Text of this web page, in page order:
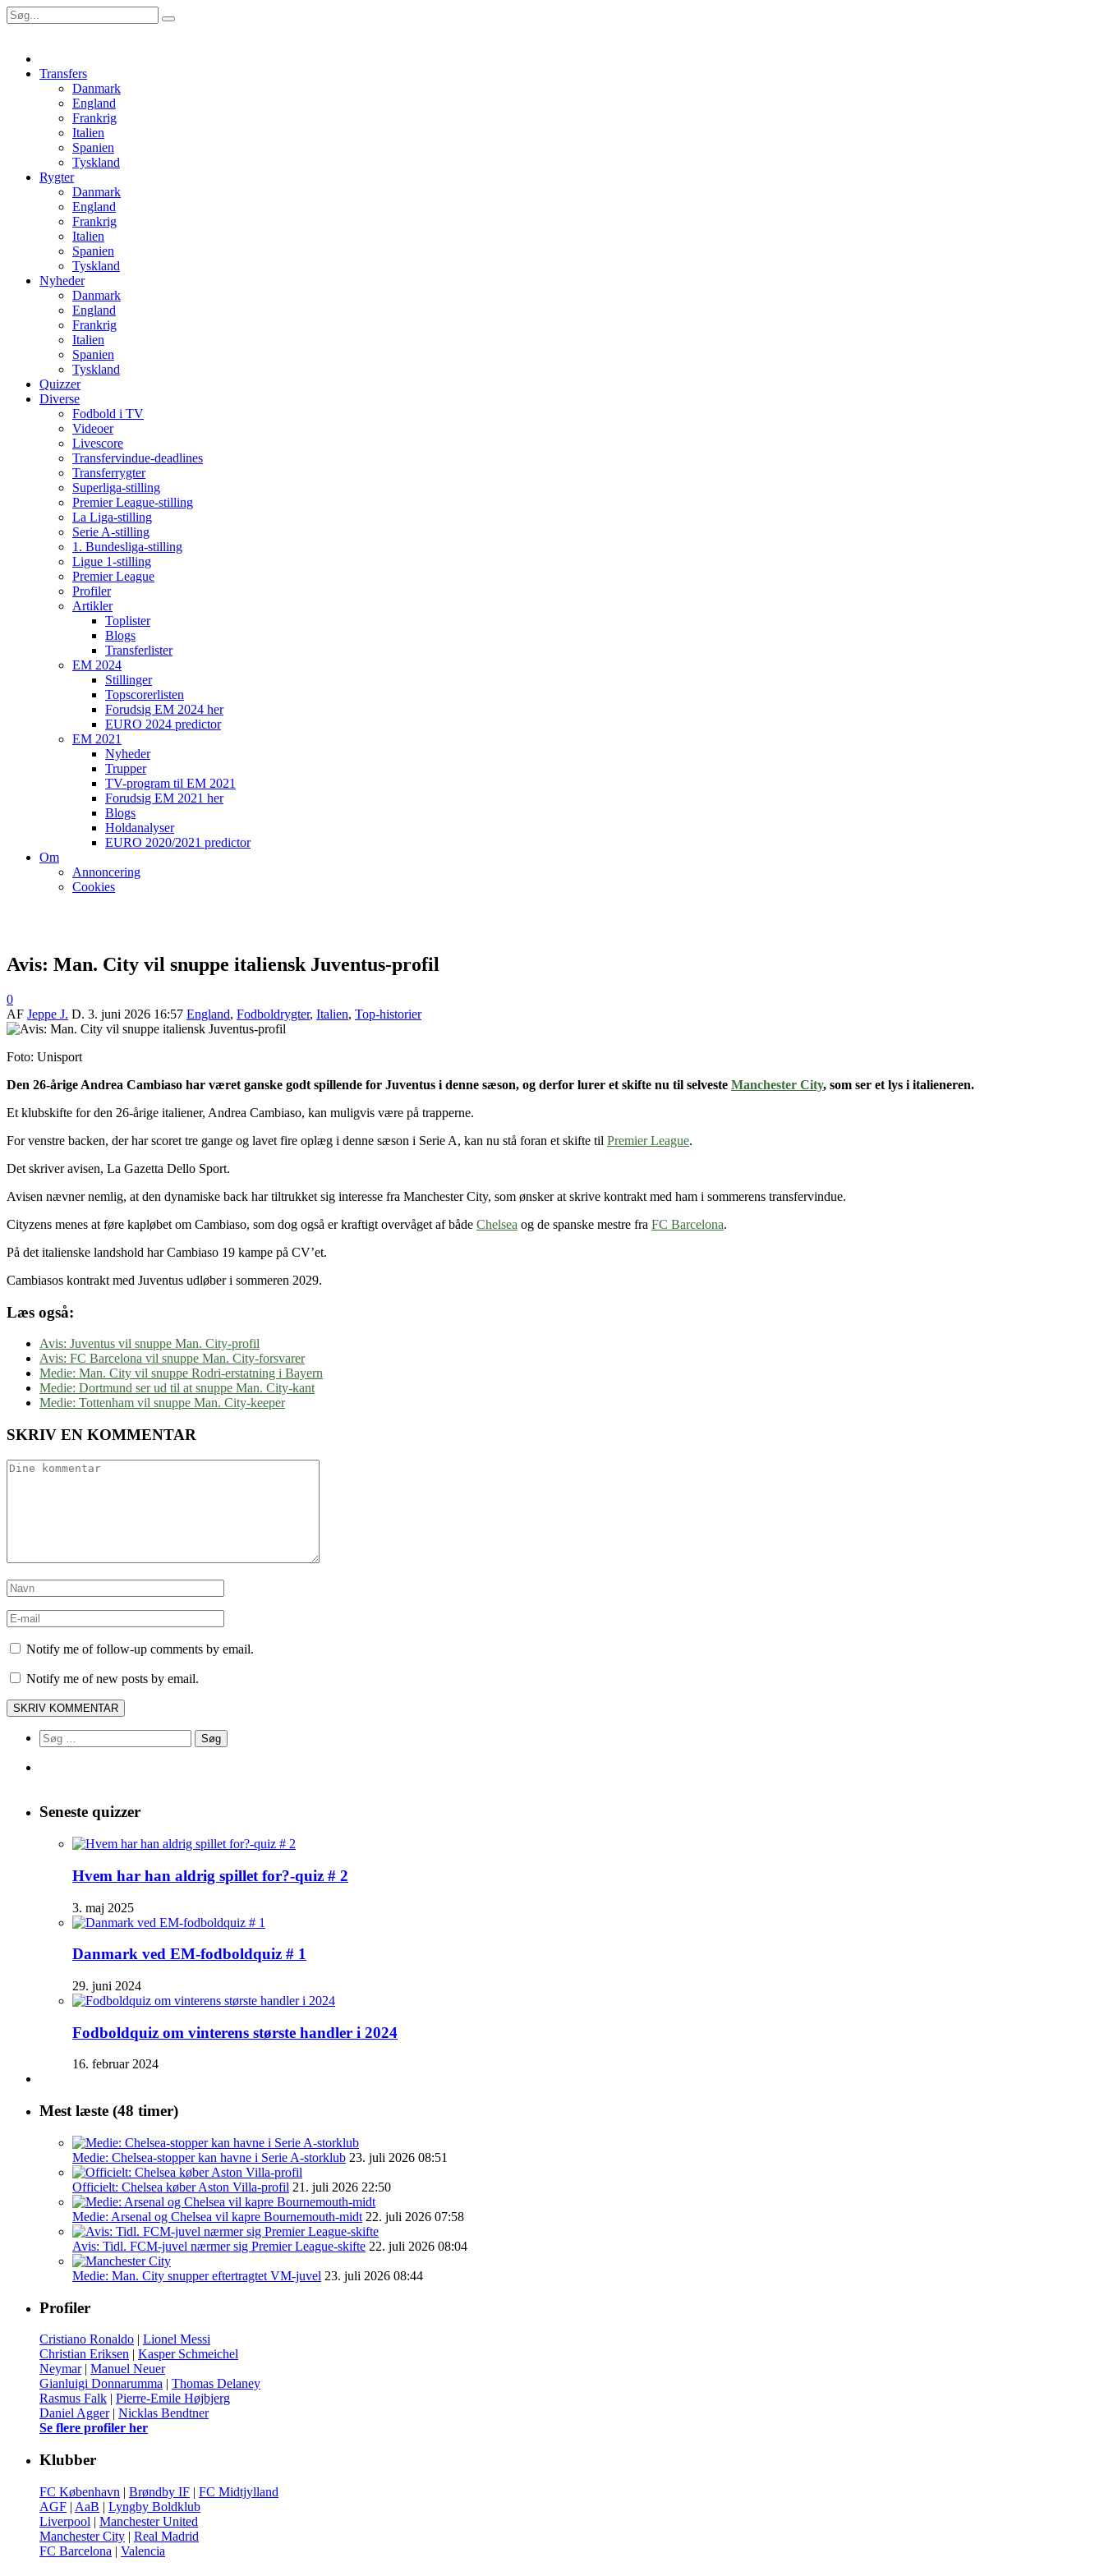
Transfers
Danmark
England
Frankrig
Italien
Spanien
Tyskland
Rygter
Danmark
England
Frankrig
Italien
Spanien
Tyskland
Nyheder
Danmark
England
Frankrig
Italien
Spanien
Tyskland
Quizzer
Diverse
Fodbold i TV
Videoer
Livescore
Transfervindue-deadlines
Transferrygter
Superliga-stilling
Premier League-stilling
La Liga-stilling
Serie A-stilling
1. Bundesliga-stilling
Ligue 1-stilling
Premier League
Profiler
Artikler
Toplister
Blogs
Transferlister
EM 2024
Stillinger
Topscorerlisten
Forudsig EM 2024 her
EURO 2024 predictor
EM 2021
Nyheder
Trupper
TV-program til EM 2021
Forudsig EM 2021 her
Blogs
Holdanalyser
EURO 2020/2021 predictor
Om
Annoncering
Cookies
Avis: Man. City vil snuppe italiensk Juventus-profil
0
AF Jeppe J. D. 3. juni 2026 16:57 England, Fodboldrygter, Italien, Top-historier
Foto: Unisport
Den 26-årige Andrea Cambiaso har været ganske godt spillende for Juventus i denne sæson, og derfor lurer et skifte nu til selveste Manchester City, som ser et lys i italieneren.
Et klubskifte for den 26-årige italiener, Andrea Cambiaso, kan muligvis være på trapperne.
For venstre backen, der har scoret tre gange og lavet fire oplæg i denne sæson i Serie A, kan nu stå foran et skifte til Premier League.
Det skriver avisen, La Gazetta Dello Sport.
Avisen nævner nemlig, at den dynamiske back har tiltrukket sig interesse fra Manchester City, som ønsker at skrive kontrakt med ham i sommerens transfervindue.
Cityzens menes at føre kapløbet om Cambiaso, som dog også er kraftigt overvåget af både Chelsea og de spanske mestre fra FC Barcelona.
På det italienske landshold har Cambiaso 19 kampe på CV’et.
Cambiasos kontrakt med Juventus udløber i sommeren 2029.
Læs også:
Avis: Juventus vil snuppe Man. City-profil
Avis: FC Barcelona vil snuppe Man. City-forsvarer
Medie: Man. City vil snuppe Rodri-erstatning i Bayern
Medie: Dortmund ser ud til at snuppe Man. City-kant
Medie: Tottenham vil snuppe Man. City-keeper
SKRIV EN KOMMENTAR
Notify me of follow-up comments by email.
Notify me of new posts by email.
Søg
efter:
Seneste quizzer
Hvem har han aldrig spillet for?-quiz # 2
3. maj 2025
Danmark ved EM-fodboldquiz # 1
29. juni 2024
Fodboldquiz om vinterens største handler i 2024
16. februar 2024
Mest læste (48 timer)
Medie: Chelsea-stopper kan havne i Serie A-storklub 23. juli 2026 08:51
Officielt: Chelsea køber Aston Villa-profil 21. juli 2026 22:50
Medie: Arsenal og Chelsea vil kapre Bournemouth-midt 22. juli 2026 07:58
Avis: Tidl. FCM-juvel nærmer sig Premier League-skifte 22. juli 2026 08:04
Medie: Man. City snupper eftertragtet VM-juvel 23. juli 2026 08:44
Profiler
Cristiano Ronaldo | Lionel Messi
Christian Eriksen | Kasper Schmeichel
Neymar| Manuel Neuer
Gianluigi Donnarumma | Thomas Delaney
Rasmus Falk | Pierre-Emile Højbjerg
Daniel Agger| Nicklas Bendtner
Se flere profiler her
Klubber
FC København | Brøndby IF | FC Midtjylland
AGF | AaB | Lyngby Boldklub
Liverpool | Manchester United
Manchester City | Real Madrid
FC Barcelona | Valencia